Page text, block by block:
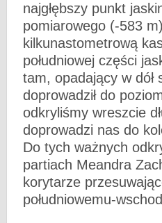
najgłębszy punkt
pomiarowego (-583
kilkunastometrową
południowej części
tam, opadający w
doprowadził do
odkryliśmy wreszcie
doprowadzi nas do
Do tych ważnych
partiach Meandra
korytarze
południowemu-